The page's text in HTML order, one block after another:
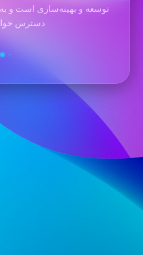
توسعه و بهینه‌سازی است و
دسترس